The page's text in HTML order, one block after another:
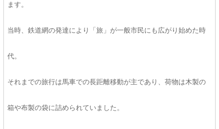
ます。
当時、鉄道網の発達により「旅」が一般市民にも広がり始めた時
代。
それまでの旅行は馬車での長距離移動が主であり、荷物は木製の
箱や布製の袋に詰められていました。